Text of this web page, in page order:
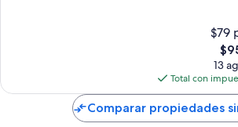
$79
El
es
de
$95
13
Total con
Comparar propiedades